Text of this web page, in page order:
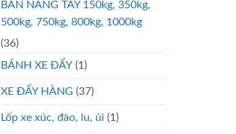
BÀN NÂNG TAY 150kg, 350kg,
500kg, 750kg, 800kg, 1000kg
(36)
BÁNH XE ĐẨY (1)
XE ĐẨY HÀNG (37)
Lốp xe xúc, đào, lu, ủi (1)